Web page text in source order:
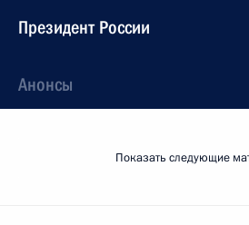
Президент России
Анонсы
Показать следующие